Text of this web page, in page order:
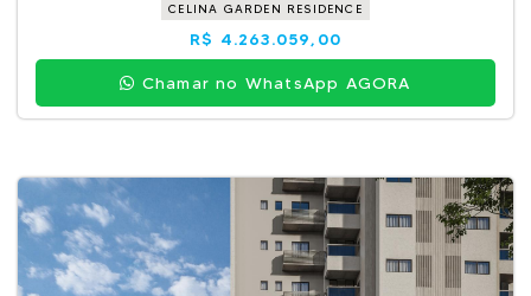
CELINA GARDEN RESIDENCE
R$ 4.263.059,00
Chamar no WhatsApp AGORA